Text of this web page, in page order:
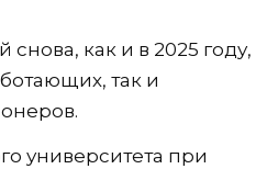
как и в 2025 году,
так и
университета при